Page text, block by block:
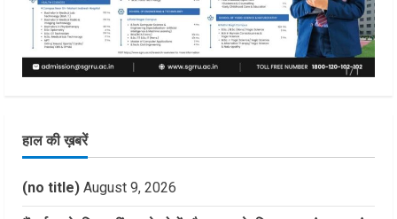
हाल की ख़बरें
(no title) August 9, 2026